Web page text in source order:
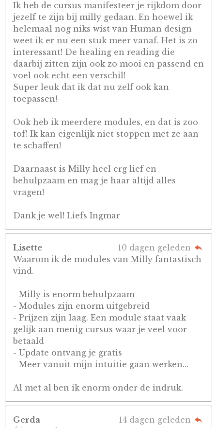
Ik heb de cursus manifesteer je rijkdom door
jezelf te zijn bij milly gedaan. En hoewel ik
helemaal nog niks wist van Human design
weet ik er nu een stuk meer vanaf. Het is zo
interessant! De healing en reading die
daarbij zitten zijn ook zo mooi en passend en
voel ook echt een verschil!
Super leuk dat ik dat nu zelf ook kan
toepassen!
Ook heb ik meerdere modules, en dat is zoo
tof! Ik kan eigenlijk niet stoppen met ze aan
te schaffen!
Daarnaast is Milly heel erg lief en
behulpzaam en mag je haar altijd alles
vragen!
Dank je wel! Liefs Ingmar
Lisette
10 dagen geleden
Waarom ik de modules van Milly fantastisch
vind.
- Milly is enorm behulpzaam
- Modules zijn enorm uitgebreid
- Prijzen zijn laag. Een module staat vaak
gelijk aan menig cursus waar je veel voor
betaald
- Update ontvang je gratis
- Meer vanuit mijn intuitie gaan werken...
Al met al ben ik enorm onder de indruk.
Gerda
14 dagen geleden